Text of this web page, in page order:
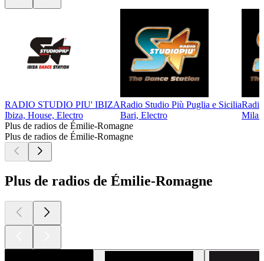
RADIO STUDIO PIU' IBIZA
Ibiza, House, Electro
Radio Studio Più Puglia e Sicilia
Bari, Electro
Plus de radios de Émilie-Romagne
Plus de radios de Émilie-Romagne
Plus de radios de Émilie-Romagne